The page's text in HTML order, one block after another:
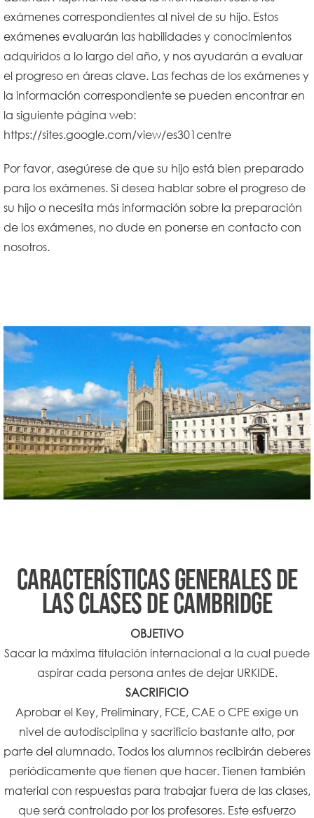
exámenes correspondientes al nivel de su hijo. Estos
exámenes evaluarán las habilidades y conocimientos
adquiridos a lo largo del año, y nos ayudarán a evaluar
el progreso en áreas clave. Las fechas de los exámenes y
la información correspondiente se pueden encontrar en
la siguiente página web:
https://sites.google.com/view/es301centre
Por favor, asegúrese de que su hijo está bien preparado
para los exámenes. Si desea hablar sobre el progreso de
su hijo o necesita más información sobre la preparación
de los exámenes, no dude en ponerse en contacto con
nosotros.
CARACTERÍSTICAS GENERALES DE
LAS CLASES DE CAMBRIDGE
OBJETIVO
Sacar la máxima titulación internacional a la cual puede
aspirar cada persona antes de dejar URKIDE.
SACRIFICIO
Aprobar el Key, Preliminary, FCE, CAE o CPE exige un
nivel de autodisciplina y sacrificio bastante alto, por
parte del alumnado. Todos los alumnos recibirán deberes
periódicamente que tienen que hacer. Tienen también
material con respuestas para trabajar fuera de las clases,
que será controlado por los profesores. Este esfuerzo